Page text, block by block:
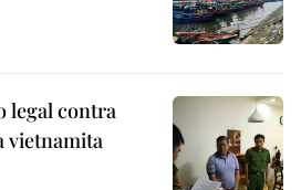
legal contra
vietnamita